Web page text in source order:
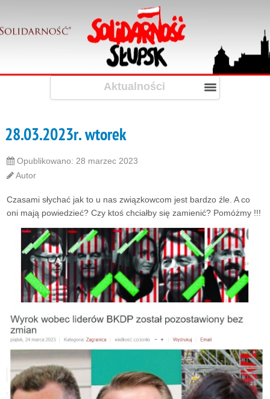
Aktualności
28.03.2023r. wtorek
Opublikowano: 28 marzec 2023
Autor
Czasami słychać jak to u nas związkowcom jest bardzo źle. A co
oni mają powiedzieć? Czy ktoś chciałby się zamienić? Pomóżmy !!!